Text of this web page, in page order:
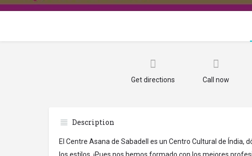
Get directions Call now
Description
El Centre Asana de Sabadell es un Centro Cultural de Índia,